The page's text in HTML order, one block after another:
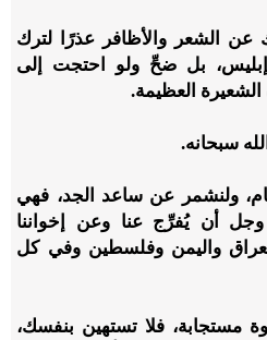
الشعر والأظافر عذرًا لترك
إبليس، بل ضحِّ ولو احتجت إلى
الشعيرة العظيمة.
سبحانه.
ولنشمر عن ساعد الجد، فهي
أن يُفرِّج عنا وعن إخواننا
واليمن وفلسطين وفي كل
مستجابة، فلا تستهين بنفسك،